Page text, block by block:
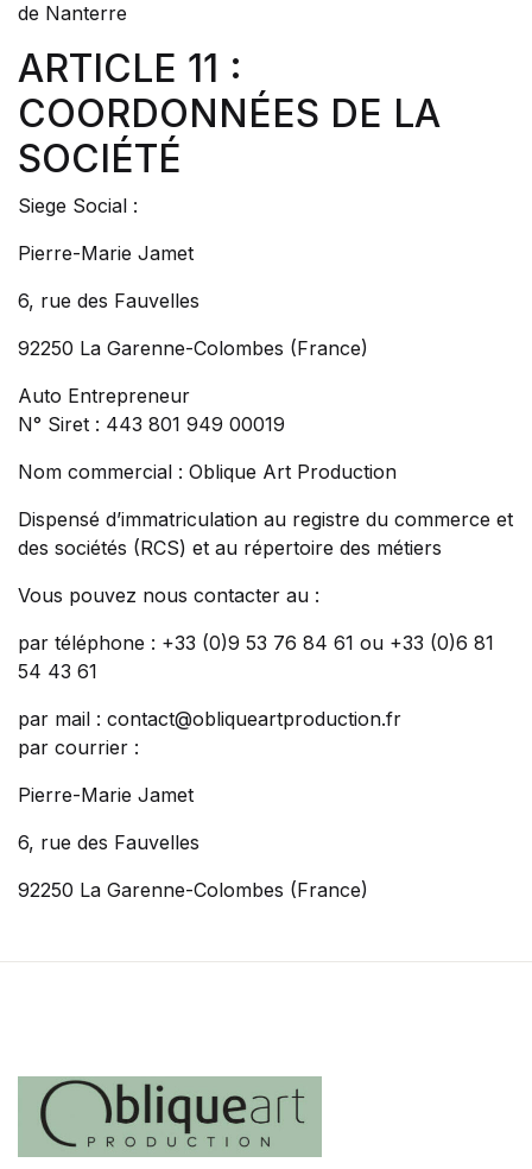
de Nanterre
ARTICLE 11 :
COORDONNÉES DE LA
SOCIÉTÉ
Siege Social :
Pierre-Marie Jamet
6, rue des Fauvelles
92250 La Garenne-Colombes (France)
Auto Entrepreneur
N° Siret : 443 801 949 00019
Nom commercial : Oblique Art Production
Dispensé d’immatriculation au registre du commerce et
des sociétés (RCS) et au répertoire des métiers
Vous pouvez nous contacter au :
par téléphone : +33 (0)9 53 76 84 61 ou +33 (0)6 81
54 43 61
par mail : contact@obliqueartproduction.fr
par courrier :
Pierre-Marie Jamet
6, rue des Fauvelles
92250 La Garenne-Colombes (France)